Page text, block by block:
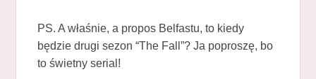
PS. A właśnie, a propos Belfastu, to kiedy
będzie drugi sezon “The Fall”? Ja poproszę, bo
to świetny serial!